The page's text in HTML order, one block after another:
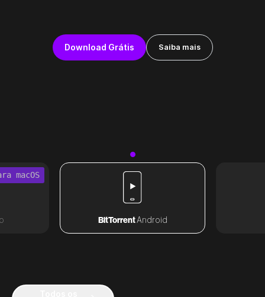
Download Grátis Saiba mais
BitTorrent Android
macOS